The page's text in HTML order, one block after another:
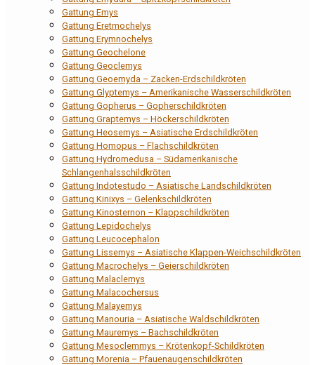
Gattung Emys
Gattung Eretmochelys
Gattung Erymnochelys
Gattung Geochelone
Gattung Geoclemys
Gattung Geoemyda – Zacken-Erdschildkröten
Gattung Glyptemys – Amerikanische Wasserschildkröten
Gattung Gopherus – Gopherschildkröten
Gattung Graptemys – Höckerschildkröten
Gattung Heosemys – Asiatische Erdschildkröten
Gattung Homopus – Flachschildkröten
Gattung Hydromedusa – Südamerikanische
Schlangenhalsschildkröten
Gattung Indotestudo – Asiatische Landschildkröten
Gattung Kinixys – Gelenkschildkröten
Gattung Kinosternon – Klappschildkröten
Gattung Lepidochelys
Gattung Leucocephalon
Gattung Lissemys – Asiatische Klappen-Weichschildkröten
Gattung Macrochelys – Geierschildkröten
Gattung Malaclemys
Gattung Malacochersus
Gattung Malayemys
Gattung Manouria – Asiatische Waldschildkröten
Gattung Mauremys – Bachschildkröten
Gattung Mesoclemmys – Krötenkopf-Schildkröten
Gattung Morenia – Pfauenaugenschildkröten